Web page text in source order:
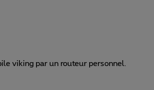
viking par un routeur personnel.